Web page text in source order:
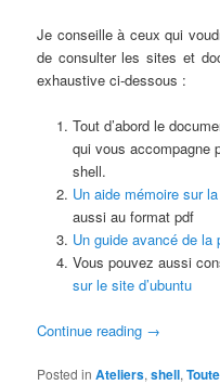
Je conseille à ceux qui
de consulter les sites et
exhaustive ci-dessous :
Tout d’abord le
qui vous accompagne
shell.
Un aide mémoire sur
aussi au format pdf
Un guide avancé de la
Vous pouvez aussi
sur le site d’ubuntu
Continue reading →
Posted in Ateliers,shell,